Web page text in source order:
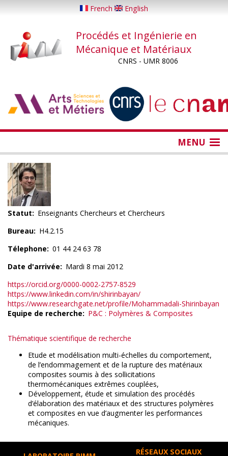
principal
French English
Procédés et Ingénierie en
Mécanique et Matériaux
CNRS - UMR 8006
MENU
Statut
Enseignants Chercheurs et Chercheurs
Bureau
H4.2.15
Télephone
01 44 24 63 78
Date d'arrivée
Mardi 8 mai 2012
https://orcid.org/0000-0002-2757-8529
https://www.linkedin.com/in/shirinbayan/
https://www.researchgate.net/profile/Mohammadali-Shirinbayan
Equipe de recherche
P&C : Polymères & Composites
Thématique scientifique de recherche
Etude et modélisation multi-échelles du comportement,
de l’endommagement et de la rupture des matériaux
composites soumis à des sollicitations
thermomécaniques extrêmes couplées,
Développement, étude et simulation des procédés
d’élaboration des matériaux et des structures polymères
et composites en vue d’augmenter les performances
mécaniques.
RÉSEAUX SOCIAUX